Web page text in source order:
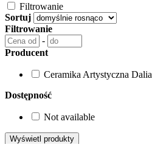
Filtrowanie
Sortuj
Filtrowanie
-
Producent
Ceramika Artystyczna Dalia
Dostępność
Not available